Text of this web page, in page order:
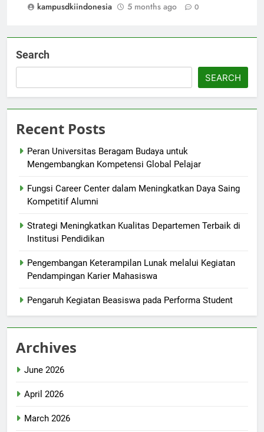
kampusdkiindonesia
5 months ago 0
Search
SEARCH
Recent Posts
Peran Universitas Beragam Budaya untuk
Mengembangkan Kompetensi Global Pelajar
Fungsi Career Center dalam Meningkatkan Daya Saing
Kompetitif Alumni
Strategi Meningkatkan Kualitas Departemen Terbaik di
Institusi Pendidikan
Pengembangan Keterampilan Lunak melalui Kegiatan
Pendampingan Karier Mahasiswa
Pengaruh Kegiatan Beasiswa pada Performa Student
Archives
June 2026
April 2026
March 2026